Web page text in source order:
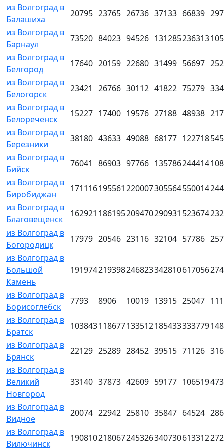
из Волгоград в
Балашиха
20795 23765 26736 37133 66839
из Волгоград в
Барнаул
73520 84023 94526 131285236313
из Волгоград в
Белгород
17640 20159 22680 31499 56697
из Волгоград в
Белогорск
23421 26766 30112 41822 75279
из Волгоград в
Белореченск
15227 17400 19576 27188 48938
из Волгоград в
Березники
38180 43633 49088 68177 122718
из Волгоград в
Бийск
76041 86903 97766 135786244414
из Волгоград в
Биробиджан
171116195561 220007305564550014
из Волгоград в
Благовещенск
162921 186195209470290931 523674
из Волгоград в
Богородицк
17979 20546 23116 32104 57786
из Волгоград в
Большой
Камень
191974219398246823342810617056
из Волгоград в
Борисоглебск
7793 8906 10019 13915 25047
из Волгоград в
Братск
103843118677133512185433333779
из Волгоград в
Брянск
22129 25289 28452 39515 71126
из Волгоград в
Великий
Новгород
33140 37873 42609 59177 106519
из Волгоград в
Видное
20074 22942 25810 35847 64524
из Волгоград в
Вилючинск
190810218067245326340730613312